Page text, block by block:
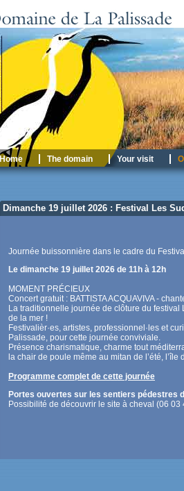
Home The domain Your visit
Dimanche 19 juillet 2026 : Festival Les
Journée buissonnière dans le cadre du
Le dimanche 19 juillet 2026 de 11h à 12h
MOMENT PRÉCIEUX
Concert gratuit : BATTISTA ACQUAVIVA -
La traditionnelle journée de clôture du
de la mer !
Festivalièr·es, artistes, professionnel·les et
Palissade, pour cette journée conviviale.
Présence charismatique, charme tout
la chair de poule même au mitan de l’été,
Programme complet de cette journée
Portes ouvertes sur les sentiers pédestres
Possibilité de découvrir le site à cheval (06